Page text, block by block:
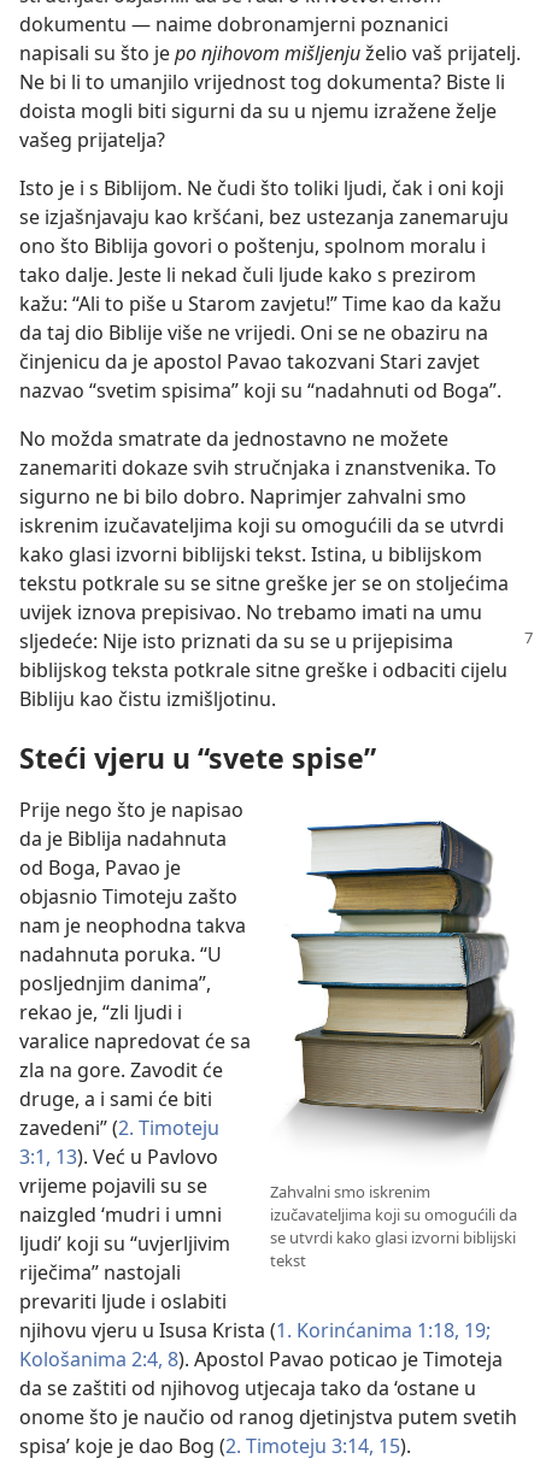
dokumentu — naime dobronamjerni poznanici
napisali su što jepo njihovom mišljenjuželio vaš prijatelj.
Ne bi li to umanjilo vrijednost tog dokumenta? Biste li
doista mogli biti sigurni da su u njemu izražene želje
vašeg prijatelja?
Isto je i s Biblijom. Ne čudi što toliki ljudi, čak i oni koji
se izjašnjavaju kao kršćani, bez ustezanja zanemaruju
ono što Biblija govori o poštenju, spolnom moralu i
tako dalje. Jeste li nekad čuli ljude kako s prezirom
kažu: “Ali to piše u Starom zavjetu!” Time kao da kažu
da taj dio Biblije više ne vrijedi. Oni se ne obaziru na
činjenicu da je apostol Pavao takozvani Stari zavjet
nazvao “svetim spisima” koji su “nadahnuti od Boga”.
No možda smatrate da jednostavno ne možete
zanemariti dokaze svih stručnjaka i znanstvenika. To
sigurno ne bi bilo dobro. Naprimjer zahvalni smo
iskrenim izučavateljima koji su omogućili da se utvrdi
kako glasi izvorni biblijski tekst. Istina, u biblijskom
tekstu potkrale su se sitne greške jer se on stoljećima
uvijek iznova prepisivao. No trebamo imati na umu
sljedeće: Nije isto priznati da su se u prijepisima
biblijskog teksta potkrale sitne greške i odbaciti cijelu
Bibliju kao čistu izmišljotinu.
Steći vjeru u “svete spise”
Zahvalni smo iskrenim
izučavateljima koji su omogućili da
se utvrdi kako glasi izvorni biblijski
tekst
Prije nego što je napisao
da je Biblija nadahnuta
od Boga, Pavao je
objasnio Timoteju zašto
nam je neophodna takva
nadahnuta poruka. “U
posljednjim danima”,
rekao je, “zli ljudi i
varalice napredovat će sa
zla na gore. Zavodit će
druge, a i sami će biti
zavedeni” (2. Timoteju
3:1, 13). Već u Pavlovo
vrijeme pojavili su se
naizgled ‘mudri i umni
ljudi’ koji su “uvjerljivim
riječima” nastojali
prevariti ljude i oslabiti
njihovu vjeru u Isusa Krista (1. Korinćanima 1:18, 19;
Kološanima 2:4, 8). Apostol Pavao poticao je Timoteja
da se zaštiti od njihovog utjecaja tako da ‘ostane u
onome što je naučio od ranog djetinjstva putem svetih
spisa’ koje je dao Bog (2. Timoteju 3:14, 15).